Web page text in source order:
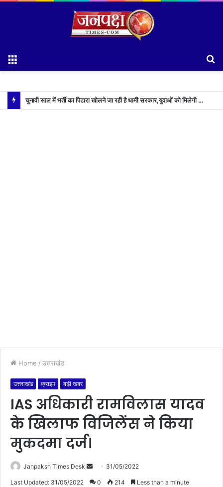
चुनावी साल में भर्ती का पिटारा खोलने जा रही है धामी सरकार,युवाओं को मिलेगी 34 हजार रिकॉर्ड भर्तियों की सौगात
Home / उत्तराखंड
उत्तराखंड क्राइम बड़ी खबर
IAS अधिकारी रामविलास यादव
के खिलाफ विजिलेंस ने किया
मुकदमा दर्ज।
Janpaksh Times Desk
e
31/05/2022
Last Updated: 31/05/2022 0 214 Less than a minute